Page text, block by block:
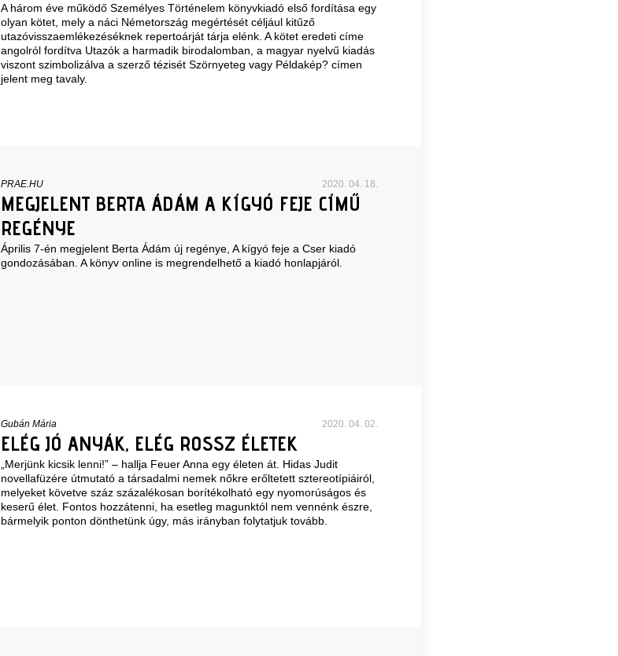
A három éve működő Személyes Történelem könyvkiadó első fordítása egy
olyan kötet, mely a náci Németország megértését céljául kitűző
utazóvisszaemlékezéséknek repertoárját tárja elénk. A kötet eredeti címe
angolról fordítva Utazók a harmadik birodalomban, a magyar nyelvű kiadás
viszont szimbolizálva a szerző tézisét Szörnyeteg vagy Példakép? címen
jelent meg tavaly.
PRAE.HU 2020. 04. 18.
MEGJELENT BERTA ÁDÁM A KÍGYÓ FEJE CÍMŰ
REGÉNYE
Április 7-én megjelent Berta Ádám új regénye, A kígyó feje a Cser kiadó
gondozásában. A könyv online is megrendelhető a kiadó honlapjáról.
Gubán Mária 2020. 04. 02.
ELÉG JÓ ANYÁK, ELÉG ROSSZ ÉLETEK
„Merjünk kicsik lenni!” – hallja Feuer Anna egy életen át. Hidas Judit
novellafüzére útmutató a társadalmi nemek nőkre erőltetett sztereotípiáiról,
melyeket követve száz százalékosan borítékolható egy nyomorúságos és
keserű élet. Fontos hozzátenni, ha esetleg magunktól nem vennénk észre,
bármelyik ponton dönthetünk úgy, más irányban folytatjuk tovább.